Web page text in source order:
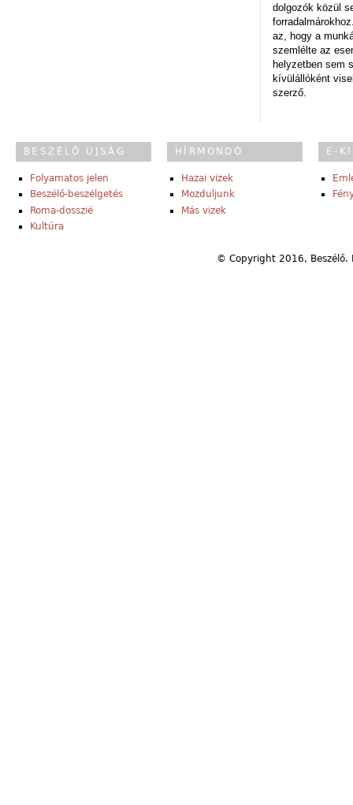
dolgozók közül
az, hogy a
szemlélte az
helyzetben sem
kívülállóként
szerző.
BESZÉLŐ ÚJSÁG
Folyamatos jelen
Beszélő-beszélgetés
Roma-dosszié
Kultúra
HÍRMONDÓ
Hazai vizek
Mozduljunk
Más vizek
E-
© Copyright 2016,